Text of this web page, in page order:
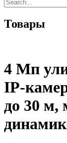
Товары
4 Мп
IP-
до 30 м,